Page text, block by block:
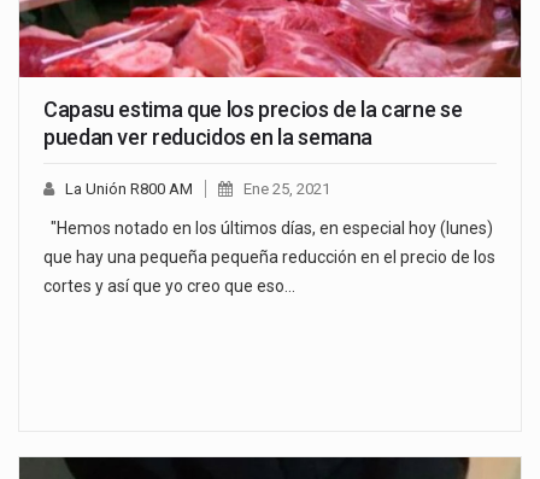
Capasu estima que los precios de la carne se
puedan ver reducidos en la semana
La Unión R800 AM Ene 25, 2021
"Hemos notado en los últimos días, en especial hoy (lunes)
que hay una pequeña pequeña reducción en el precio de los
cortes y así que yo creo que eso…